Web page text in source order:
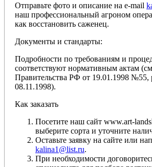
Отправьте фото и описание на e-mail
наш профессиональный агроном
как восстановить саженец.
Документы и стандарты:
Подробности по требованиям и
соответствуют нормативным актам
Правительства РФ от 19.01.1998 №55,
08.11.1998).
Как заказать
Посетите наш сайт www.art-
выберите сорта и уточните
Оставьте заявку на сайте или
kalina1@list.ru.
При необходимости